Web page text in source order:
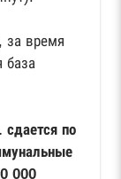
за время
база
по
000